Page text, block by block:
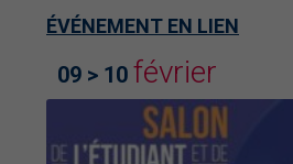
ÉVÉNEMENT EN LIEN
09 > 10 février